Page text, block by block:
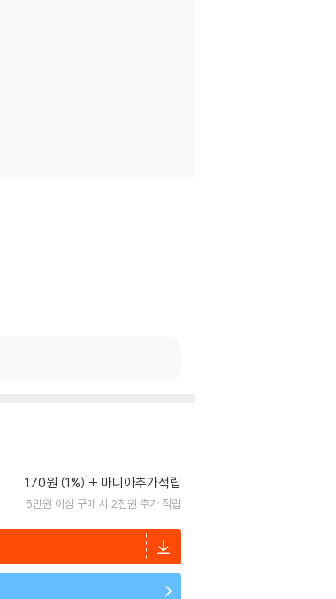
170원 (1%) 마니아추가적립
5만원 이상 구매 시 2천원 추가 적립